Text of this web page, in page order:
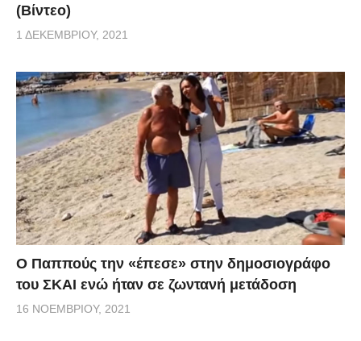
(Βίντεο)
1 ΔΕΚΕΜΒΡΊΟΥ, 2021
Ο Παππούς την «έπεσε» στην δημοσιογράφο
του ΣΚΑΙ ενώ ήταν σε ζωντανή μετάδοση
16 ΝΟΕΜΒΡΊΟΥ, 2021